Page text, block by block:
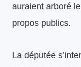
auraient arboré
propos publics.
La députée